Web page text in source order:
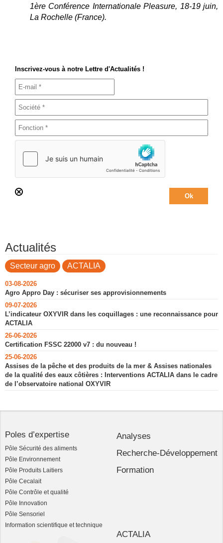
1ère Conférence Internationale Pleasure, 18-19 juin,
La Rochelle (France).
Inscrivez-vous à notre Lettre d'Actualités !
Actualités
Secteur agro ACTALIA
03-08-2026
Agro Appro Day : sécuriser ses approvisionnements
09-07-2026
L’indicateur OXYVIR dans les coquillages : une reconnaissance pour
ACTALIA
26-06-2026
Certification FSSC 22000 v7 : du nouveau !
25-06-2026
Assises de la pêche et des produits de la mer & Assises nationales
de la qualité des eaux côtières : Interventions ACTALIA dans le cadre
de l’observatoire national OXYVIR
Poles d’expertise
Pôle Sécurité des aliments
Pôle Environnement
Pôle Produits Laitiers
Pôle Cecalait
Pôle Contrôle et qualité
Pôle Innovation
Pôle Sensoriel
Information scientifique et technique
Analyses
Recherche-Développement
Formation
ACTALIA